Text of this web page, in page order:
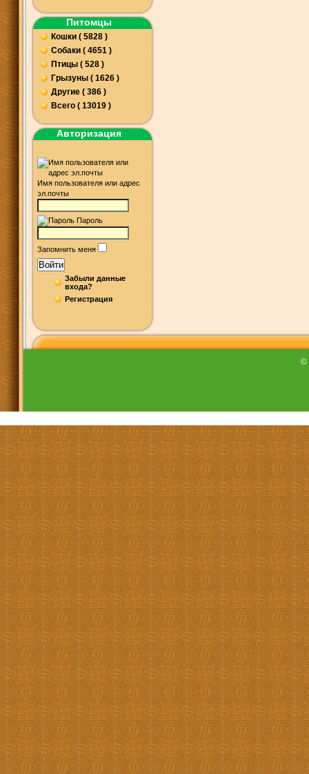
Питомцы
Кошки ( 5828 )
Собаки ( 4651 )
Птицы ( 528 )
Грызуны ( 1626 )
Другие ( 386 )
Всего ( 13019 )
Авторизация
Имя пользователя или адрес
эл.почты
Пароль
Запомнить меня
Войти
Забыли данные
входа?
Регистрация
©